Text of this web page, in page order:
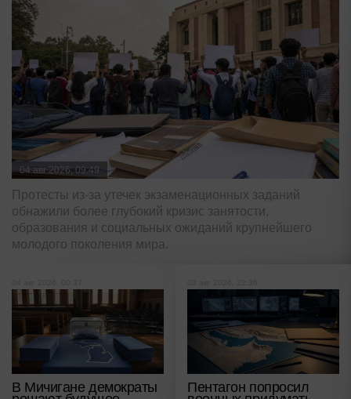
04 авг 2026, 09:49
Протесты из-за утечек экзаменационных заданий
обнажили более глубокий кризис занятости,
образования и социальных ожиданий крупнейшего
молодого поколения мира.
В Мичигане демократы Пентагон попросил